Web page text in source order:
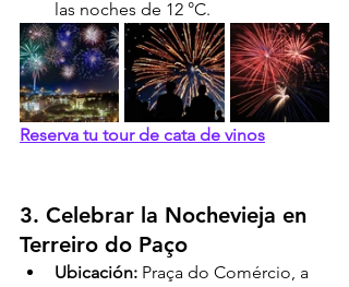
las noches de 12 °C.
Reserva tu tour de cata de vinos
3. Celebrar la Nochevieja en
Terreiro do Paço
Ubicación: Praça do Comércio, a